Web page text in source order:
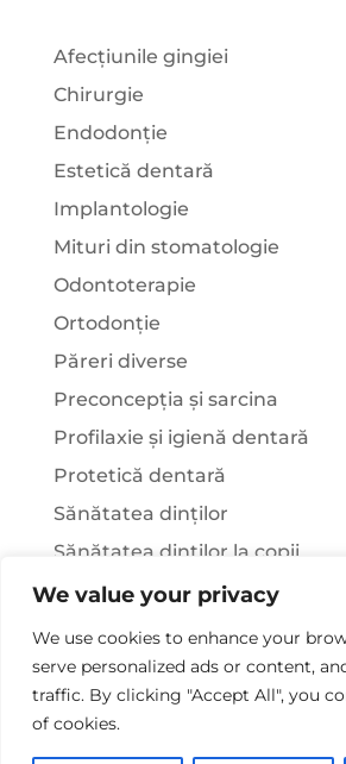
We value your privacy
We use cookies to enhance your
serve personalized ads or content,
traffic. By clicking "Accept All", you
of cookies.
Afecțiunile gingiei
Chirurgie
Endodonție
Estetică dentară
Implantologie
Mituri din stomatologie
Odontoterapie
Ortodonție
Păreri diverse
Preconcepția și sarcina
Profilaxie și igienă dentară
Protetică dentară
Sănătatea dinților
Sănătatea dinților la copii
Știați că…?
Tratamentul stomatologic la
afecțiuni sistemice